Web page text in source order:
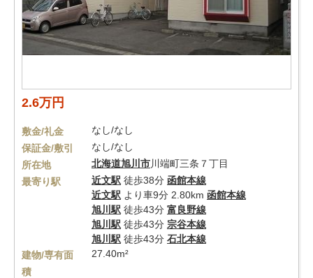
2.6万円
敷金/礼金
なし/なし
保証金/敷引
なし/なし
所在地
北海道旭川市川端町三条７丁目
最寄り駅
近文駅 徒歩38分 函館本線
近文駅 より車9分 2.80km 函館本線
旭川駅 徒歩43分 富良野線
旭川駅 徒歩43分 宗谷本線
旭川駅 徒歩43分 石北本線
建物/専有面
積
27.40m²